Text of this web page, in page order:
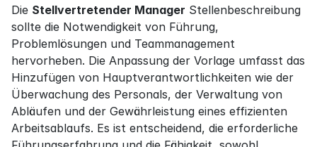
Die Stellvertretender Manager Stellenbeschreibung
sollte die Notwendigkeit von Führung,
Problemlösungen und Teammanagement
hervorheben. Die Anpassung der Vorlage umfasst das
Hinzufügen von Hauptverantwortlichkeiten wie der
Überwachung des Personals, der Verwaltung von
Abläufen und der Gewährleistung eines effizienten
Arbeitsablaufs. Es ist entscheidend, die erforderliche